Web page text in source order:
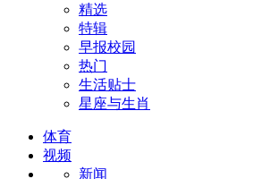
精选
特辑
早报校园
热门
生活贴士
星座与生肖
体育
视频
新闻